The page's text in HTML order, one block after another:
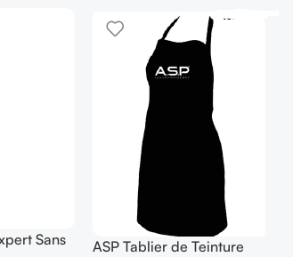
Sans
ASP Tablier de Teinture